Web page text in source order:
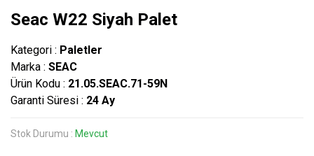
Seac W22 Siyah Palet
Kategori : Paletler
Marka : SEAC
Ürün Kodu : 21.05.SEAC.71-59N
Garanti Süresi : 24 Ay
Stok Durumu : Mevcut